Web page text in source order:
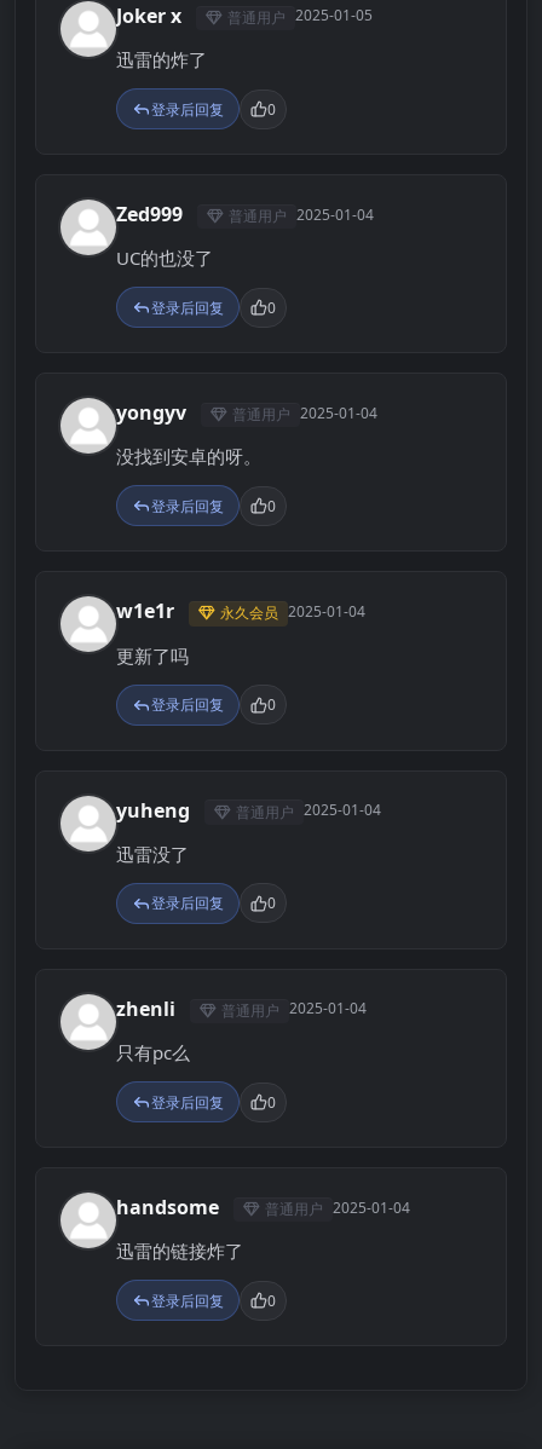
J Joker x 普通用户 2025-01-05
迅雷的炸了
登录后回复 0
Z Zed999 普通用户 2025-01-04
UC的也没了
登录后回复 0
Y yongyv 普通用户 2025-01-04
没找到安卓的呀。
登录后回复 0
W w1e1r 永久会员 2025-01-04
更新了吗
登录后回复 0
Y yuheng 普通用户 2025-01-04
迅雷没了
登录后回复 0
Z zhenli 普通用户 2025-01-04
只有pc么
登录后回复 0
H handsome 普通用户 2025-01-04
迅雷的链接炸了
登录后回复 0